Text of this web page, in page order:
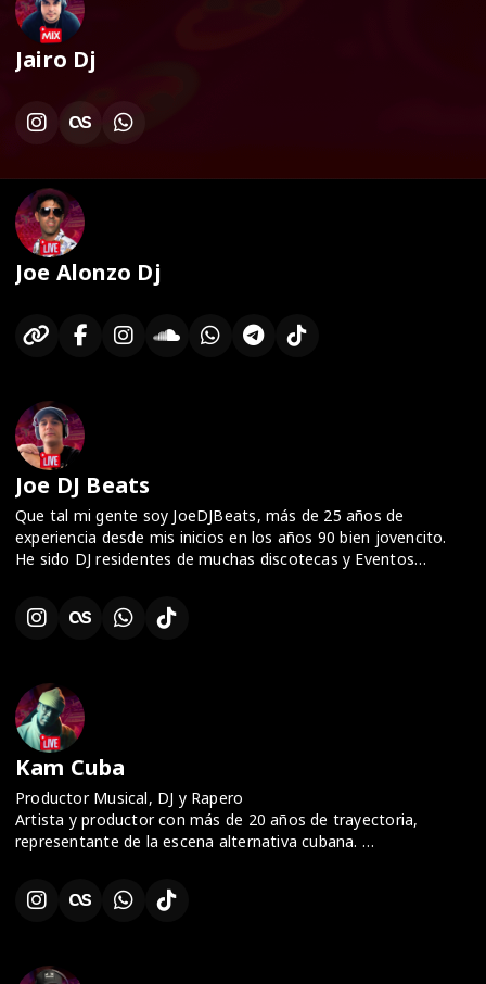
Jairo Dj
Joe Alonzo Dj
Joe DJ Beats
Que tal mi gente soy JoeDJBeats, más de 25 años de
experiencia desde mis inicios en los años 90 bien jovencito.
He sido DJ residentes de muchas discotecas y Eventos
encanta la buena vibra, el arte y el deporte.
Kam Cuba
Productor Musical, DJ y Rapero
Artista y productor con más de 20 años de trayectoria,
representante de la escena alternativa cubana.
creando un puente entre la tradición y la innovación.
Cofundador de Guámpara Music, el primer sello independiente
Ha desarrollado estilos propios como el Afro-Cuban Trap y el